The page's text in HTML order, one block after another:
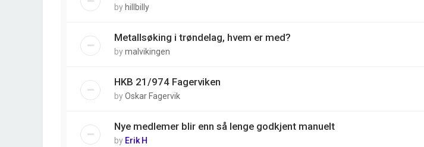
by hillbilly
Metallsøking i trøndelag, hvem er med?
bymalvikingen
HKB 21/974 Fagerviken
byOskar Fagervik
Nye medlemer blir enn så lenge godkjent manuelt
by Erik H